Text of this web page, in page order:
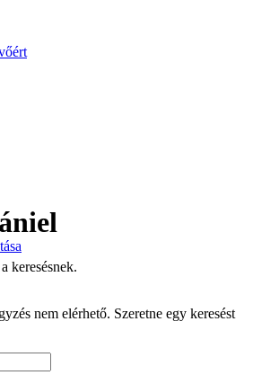
keresésnek.
nem elérhető. Szeretne egy keresést